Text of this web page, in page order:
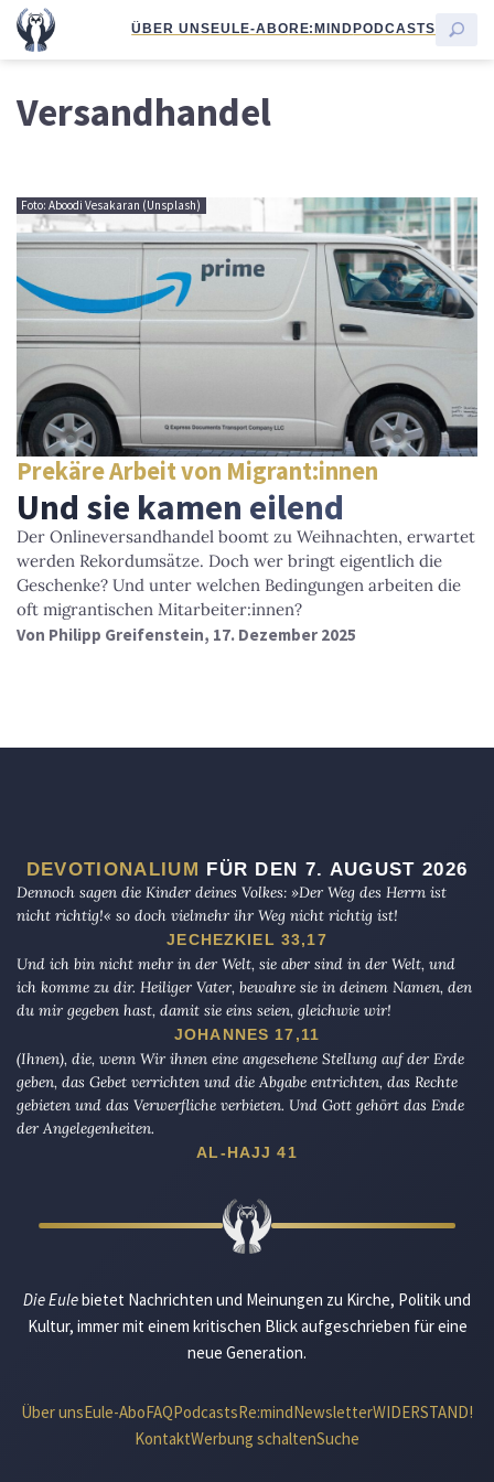
ÜBER UNSEULE-ABORE:MINDPODCASTS
Versandhandel
Foto: Aboodi Vesakaran (Unsplash)
Prekäre Arbeit von Migrant:innen
Und sie kamen eilend
Der Onlineversandhandel boomt zu Weihnachten, erwartet
werden Rekordumsätze. Doch wer bringt eigentlich die
Geschenke? Und unter welchen Bedingungen arbeiten die
oft migrantischen Mitarbeiter:innen?
Von Philipp Greifenstein, 17. Dezember 2025
DEVOTIONALIUM FÜR DEN 7. AUGUST 2026
Dennoch sagen die Kinder deines Volkes: »Der Weg des Herrn ist
nicht richtig!« so doch vielmehr ihr Weg nicht richtig ist!
JECHEZKIEL 33,17
Und ich bin nicht mehr in der Welt, sie aber sind in der Welt, und
ich komme zu dir. Heiliger Vater, bewahre sie in deinem Namen, den
du mir gegeben hast, damit sie eins seien, gleichwie wir!
JOHANNES 17,11
(Ihnen), die, wenn Wir ihnen eine angesehene Stellung auf der Erde
geben, das Gebet verrichten und die Abgabe entrichten, das Rechte
gebieten und das Verwerfliche verbieten. Und Gott gehört das Ende
der Angelegenheiten.
AL-HAJJ 41
Die Eulebietet Nachrichten und Meinungen zu Kirche, Politik und
Kultur, immer mit einem kritischen Blick aufgeschrieben für eine
neue Generation.
Über unsEule-AboFAQPodcastsRe:mindNewsletterWIDERSTAND!
KontaktWerbung schaltenSuche